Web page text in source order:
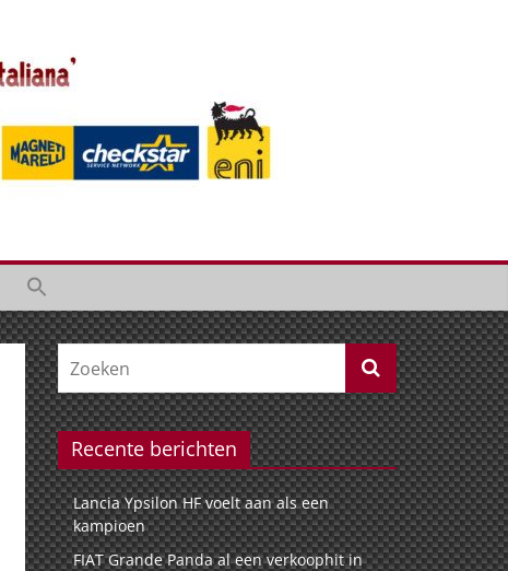
Recente berichten
Lancia Ypsilon HF voelt aan als een
kampioen
FIAT Grande Panda al een verkoophit in